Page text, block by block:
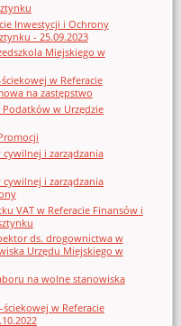
Inwestycji i Ochrony
- 25.09.2023
Miejskiego w
w Referacie
na zastępstwo
w Urzędzie
i zarządzania
i zarządzania
VAT w Referacie Finansów i
ds. drogownictwa w
Urzędu Miejskiego w
na wolne stanowiska
w Referacie